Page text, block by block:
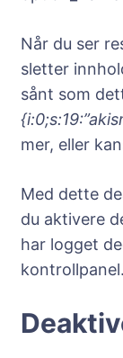
Når du ser
sletter
sånt som
mer, eller
Med dette
du aktivere
har logget
kontrollpanel.